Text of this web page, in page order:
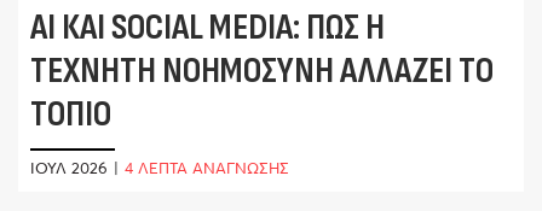
AI ΚΑΙ SOCIAL MEDIA: ΠΏΣ Η
ΤΕΧΝΗΤΉ ΝΟΗΜΟΣΎΝΗ ΑΛΛΆΖΕΙ ΤΟ
ΤΟΠΊΟ
ΙΟΎΛ 2026 | 4 ΛΕΠΤΑ ΑΝΑΓΝΩΣΗΣ